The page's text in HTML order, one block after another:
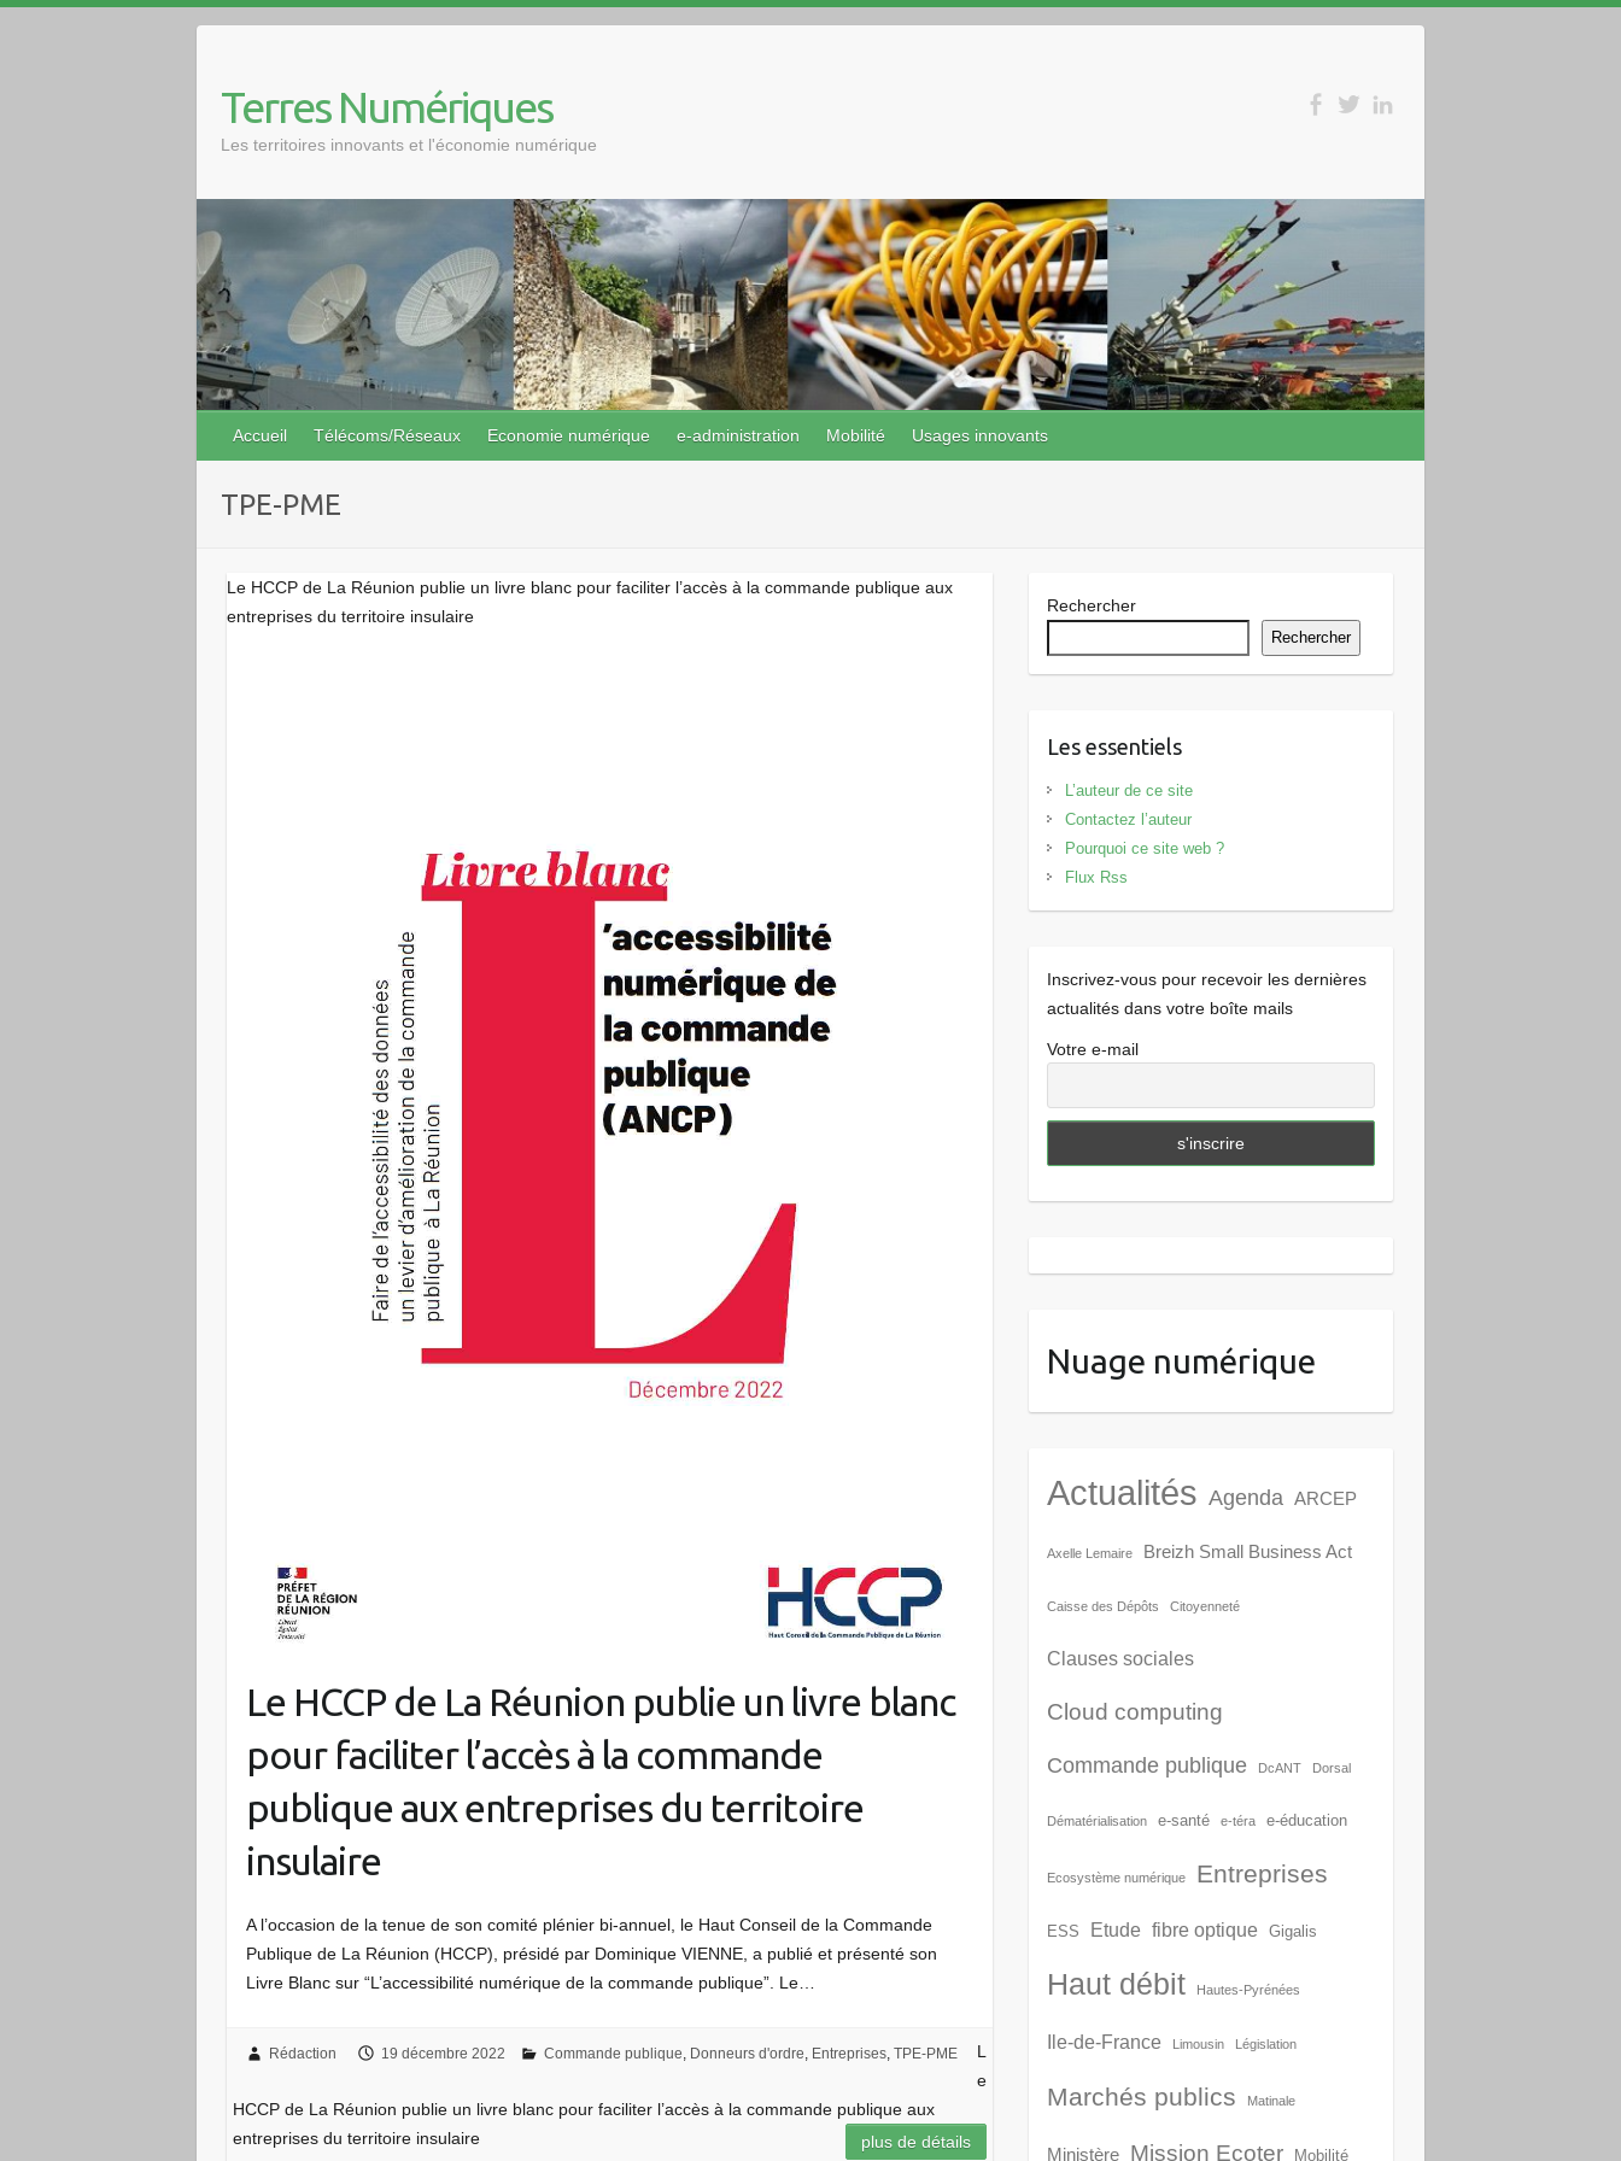
Terres Numériques
Les territoires innovants et l'économie numérique
Accueil Télécoms/Réseaux Economie numérique e-administration Mobilité Usages innovants
TPE-PME
Le HCCP de La Réunion publie un livre blanc pour faciliter l’accès à la commande publique aux
entreprises du territoire insulaire
Le HCCP de La Réunion publie un livre blanc
pour faciliter l’accès à la commande
publique aux entreprises du territoire
insulaire
A l’occasion de la tenue de son comité plénier bi-annuel, le Haut Conseil de la Commande
Publique de La Réunion (HCCP), présidé par Dominique VIENNE, a publié et présenté son
Livre Blanc sur “L’accessibilité numérique de la commande publique”. Le…
Rédaction 19 décembre 2022 Commande publique Donneurs d'ordre Entreprises, TPE-PME
L
e
HCCP de La Réunion publie un livre blanc pour faciliter l’accès à la commande publique aux
entreprises du territoire insulaire
plus de détails
Rechercher
Rechercher
Les essentiels
L’auteur de ce site
Contactez l’auteur
Pourquoi ce site web ?
Flux Rss
Inscrivez-vous pour recevoir les dernières
actualités dans votre boîte mails
Votre e-mail
Nuage numérique
Actualités Agenda ARCEP
Axelle Lemaire Breizh Small Business Act
Caisse des Dépôts Citoyenneté
Clauses sociales
Cloud computing
Commande publique DcANT Dorsal
Dématérialisation e-santé e-téra e-éducation
Ecosystème numérique Entreprises
ESS Etude fibre optique Gigalis
Haut débit Hautes-Pyrénées
Ile-de-France Limousin Législation
Marchés publics Matinale
Ministère Mission Ecoter Mobilité